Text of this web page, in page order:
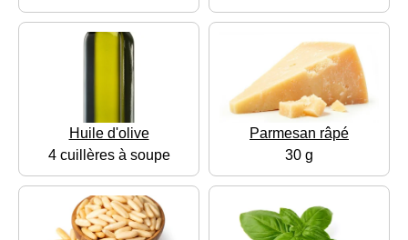
Huile d'olive
4 cuillères à soupe
Parmesan râpé
30 g